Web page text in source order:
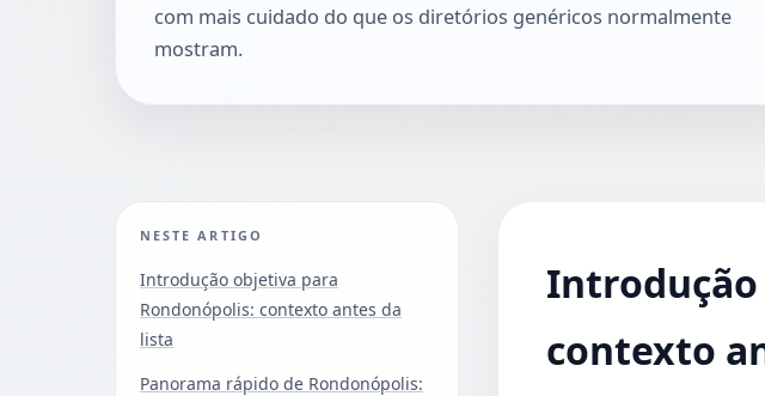
com mais cuidado do que os diretórios genéricos normalmente
mostram.
NESTE ARTIGO
Introdução objetiva para
Rondonópolis: contexto antes da
lista
Panorama rápido de Rondonópolis:
contexto